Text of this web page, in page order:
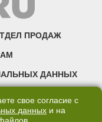
ПРОДАЖ
ДАННЫХ
свое согласие с
данных и на